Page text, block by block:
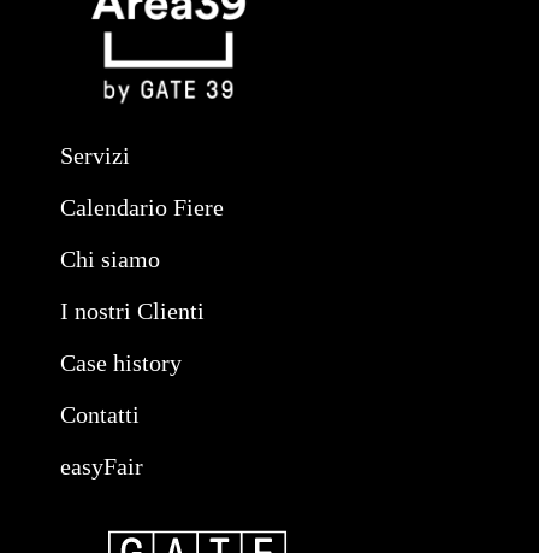
Servizi
Calendario Fiere
Chi siamo
I nostri Clienti
Case history
Contatti
easyFair